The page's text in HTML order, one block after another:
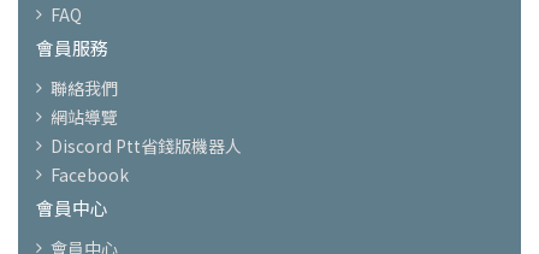
FAQ
會員服務
聯絡我們
網站導覽
Discord Ptt省錢版機器人
Facebook
會員中心
會員中心